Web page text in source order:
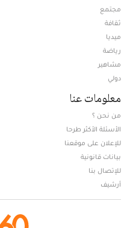
مجتمع
ثقافة
ميديا
رياضة
مشاهير
دولي
معلومات عنا
من نحن ؟
الأسئلة الأكثر طرحا
للإعلان على موقعنا
بيانات قانونية
للإتصال بنا
أرشيف